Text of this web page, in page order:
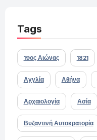
Tags
19ος Αιώνας 1821
Αγγλία Αθήνα
Αρχαιολογία Ασία
Βυζαντινή Αυτοκρατορία